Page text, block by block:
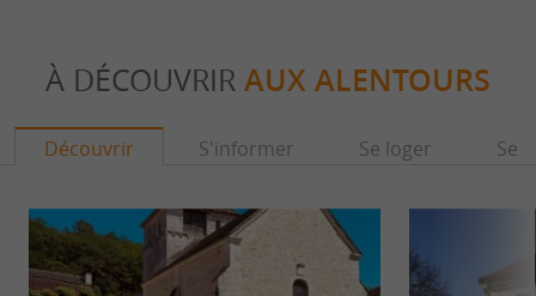
À DÉCOUVRIR AUX ALENTOURS
Découvrir S'informer Se loger Se